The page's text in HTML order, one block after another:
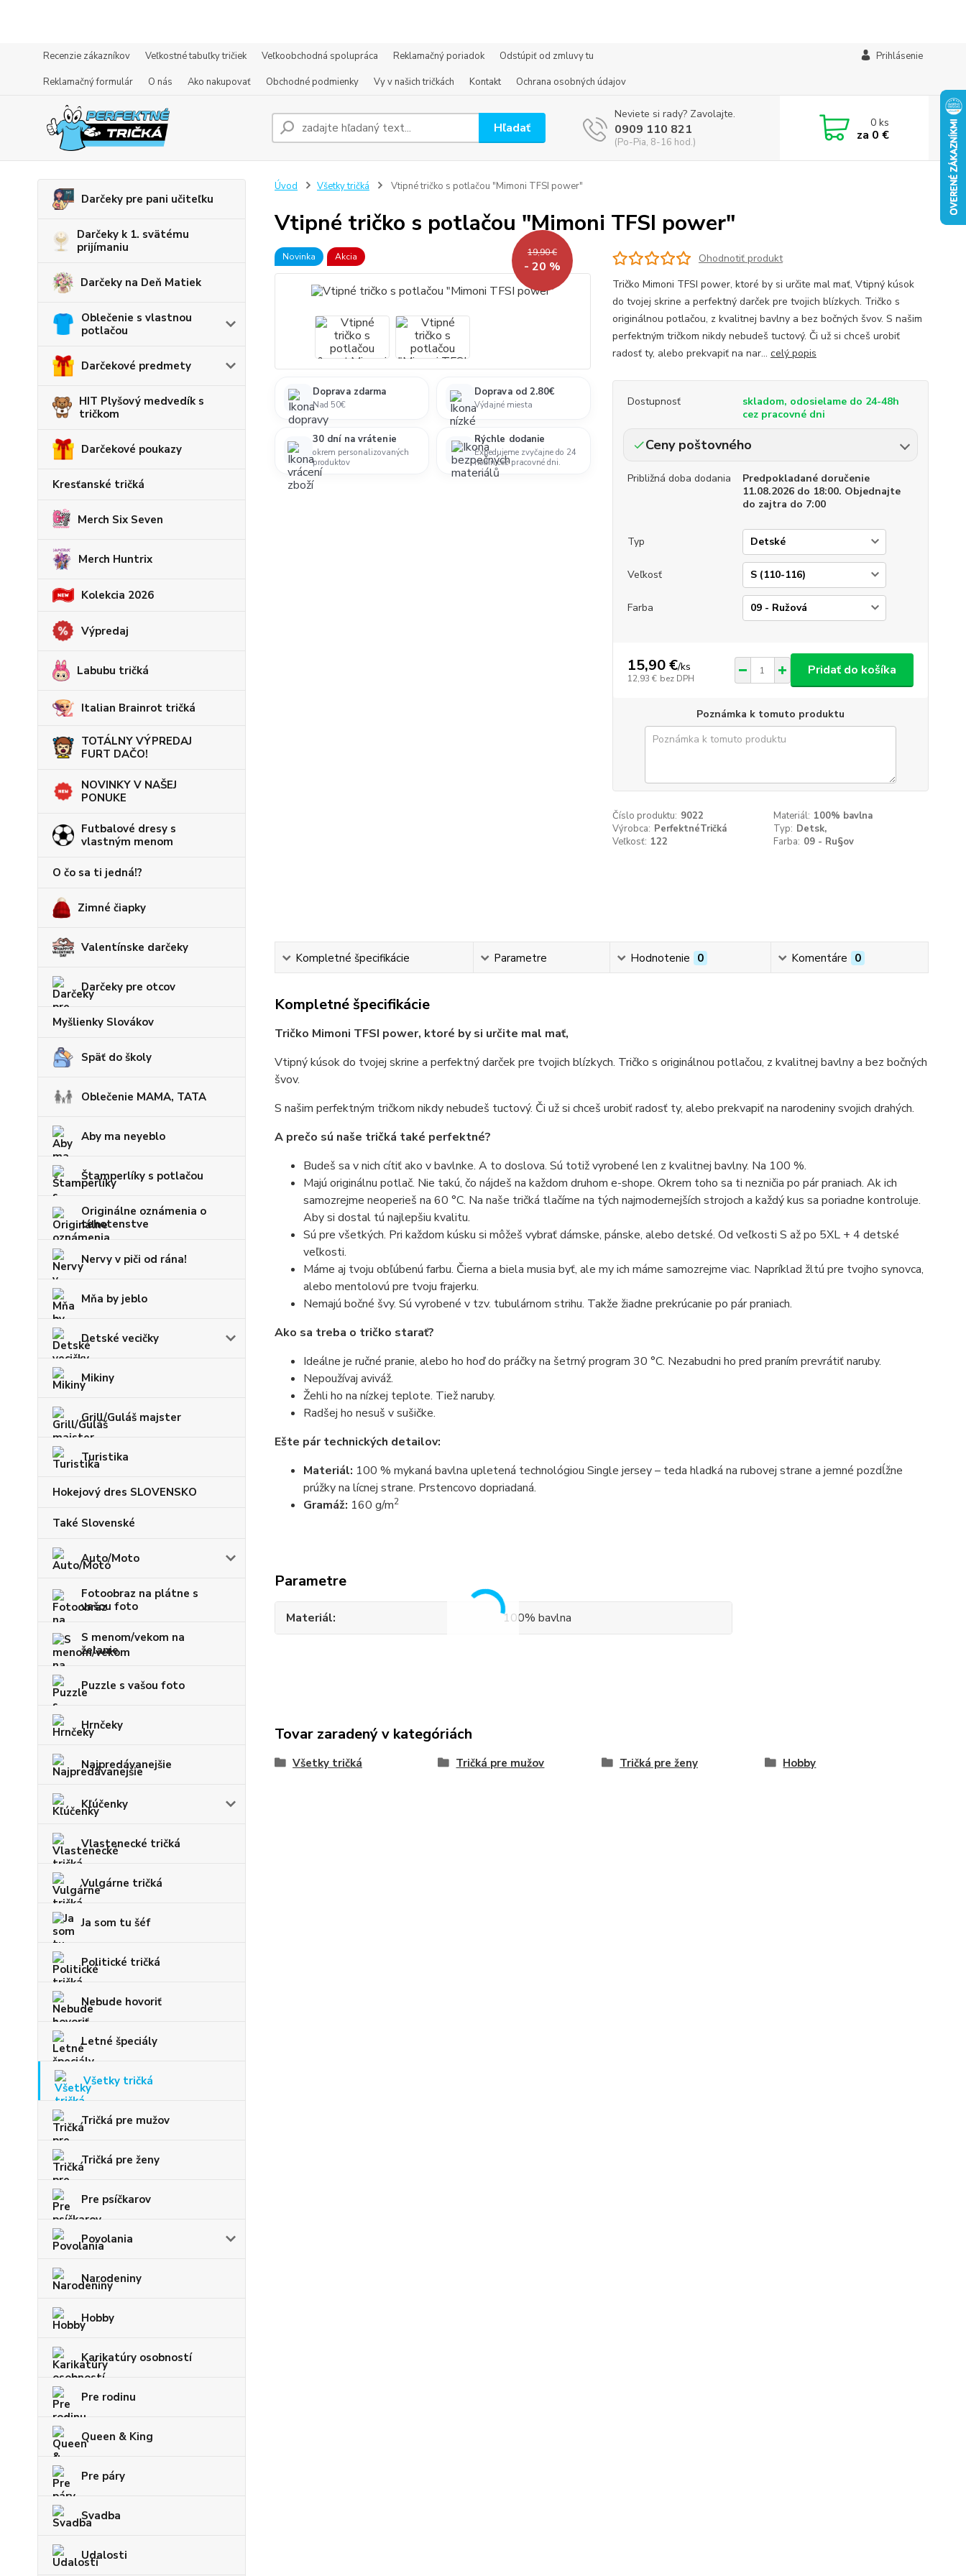
Recenzie zákazníkov Veľkostné tabuľky tričiek Veľkoobchodná spolupráca Reklamačný poriadok
Odstúpiť od zmluvy tu
Reklamačný formulár
O nás Ako nakupovať Obchodné podmienky Vy v našich tričkách Kontakt Ochrana osobných údajov
Prihlásenie
Hľadať
Neviete si rady? Zavolajte.
0909 110 821
(Po-Pia, 8-16 hod.)
0ks
za 0 €
Darčeky pre pani učiteľku
Darčeky k 1. svätému
prijímaniu
Darčeky na Deň Matiek
Oblečenie s vlastnou
potlačou
Darčekové predmety
HIT Plyšový medvedík s
tričkom
Darčekové poukazy
Kresťanské tričká
Merch Six Seven
Merch Huntrix
Kolekcia 2026
Výpredaj
Labubu tričká
Italian Brainrot tričká
TOTÁLNY VÝPREDAJ
FURT DAČO!
NOVINKY V NAŠEJ
PONUKE
Futbalové dresy s
vlastným menom
O čo sa ti jedná!?
Zimné čiapky
Valentínske darčeky
Darčeky pre otcov
Myšlienky Slovákov
Späť do školy
Oblečenie MAMA, TATA
Aby ma neyeblo
Štamperlíky s potlačou
Originálne oznámenia o
tehotenstve
Nervy v piči od rána!
Mňa by jeblo
Detské vecičky
Mikiny
Grill/Guláš majster
Turistika
Hokejový dres SLOVENSKO
Také Slovenské
Auto/Moto
Fotoobraz na plátne s
vašou foto
S menom/vekom na
želanie
Puzzle s vašou foto
Hrnčeky
Najpredávanejšie
Kľúčenky
Vlastenecké tričká
Vulgárne tričká
Ja som tu šéf
Politické tričká
Nebude hovoriť
Letné špeciály
Všetky tričká
Tričká pre mužov
Tričká pre ženy
Pre psíčkarov
Povolania
Narodeniny
Hobby
Karikatúry osobností
Pre rodinu
Queen & King
Pre páry
Svadba
Udalosti
Úvod Všetky tričká Vtipné tričko s potlačou "Mimoni TFSI power"
Vtipné tričko s potlačou "Mimoni TFSI power"
Novinka Akcia 19,90 €
- 20 %
Doprava zdarma
Nad 50€
Doprava od 2.80€
Výdajné miesta
30 dní na vrátenie
okrem personalizovaných
produktov
Rýchle dodanie
Expedujeme zvyčajne do 24
hodín cez pracovné dni.
Ohodnotiť produkt
Tričko Mimoni TFSI power, ktoré by si určite mal mať, Vtipný kúsok
do tvojej skrine a perfektný darček pre tvojich blízkych. Tričko s
originálnou potlačou, z kvalitnej bavlny a bez bočných švov. S našim
perfektným tričkom nikdy nebudeš tuctový. Či už si chceš urobiť
radosť ty, alebo prekvapiť na nar... celý popis
Dostupnosť
skladom, odosielame do 24-48h
cez pracovné dni
Ceny poštovného
Približná doba dodania
Predpokladané doručenie
11.08.2026 do 18:00. Objednajte
do zajtra do 7:00
Typ
Veľkosť
Farba
15,90 €/ks
12,93 € bez DPH
Pridať do košíka
Poznámka k tomuto produktu
Číslo produktu: 9022 Materiál: 100% bavlna
Výrobca: PerfektnéTričká Typ: Detsk‚
Veľkosť: 122 Farba: 09 - Ru§ov
Kompletné špecifikácie Parametre Hodnotenie 0 Komentáre 0
Kompletné špecifikácie
Tričko Mimoni TFSI power, ktoré by si určite mal mať,
Vtipný kúsok do tvojej skrine a perfektný darček pre tvojich blízkych. Tričko s originálnou potlačou, z kvalitnej bavlny a bez bočných
švov.
S našim perfektným tričkom nikdy nebudeš tuctový. Či už si chceš urobiť radosť ty, alebo prekvapiť na narodeniny svojich drahých.
A prečo sú naše tričká také perfektné?
Budeš sa v nich cítiť ako v bavlnke. A to doslova. Sú totiž vyrobené len z kvalitnej bavlny. Na 100 %.
Majú originálnu potlač. Nie takú, čo nájdeš na každom druhom e-shope. Okrem toho sa ti nezničia po pár praniach. Ak ich
samozrejme neoperieš na 60 °C. Na naše tričká tlačíme na tých najmodernejších strojoch a každý kus sa poriadne kontroluje.
Aby si dostal tú najlepšiu kvalitu.
Sú pre všetkých. Pri každom kúsku si môžeš vybrať dámske, pánske, alebo detské. Od veľkosti S až po 5XL + 4 detské
veľkosti.
Máme aj tvoju obľúbenú farbu. Čierna a biela musia byť, ale my ich máme samozrejme viac. Napríklad žltú pre tvojho synovca,
alebo mentolovú pre tvoju frajerku.
Nemajú bočné švy. Sú vyrobené v tzv. tubulárnom strihu. Takže žiadne prekrúcanie po pár praniach.
Ako sa treba o tričko starať?
Ideálne je ručné pranie, alebo ho hoď do práčky na šetrný program 30 °C. Nezabudni ho pred praním prevrátiť naruby.
Nepoužívaj aviváž.
Žehli ho na nízkej teplote. Tiež naruby.
Radšej ho nesuš v sušičke.
Ešte pár technických detailov:
Materiál: 100 % mykaná bavlna upletená technológiou Single jersey – teda hladká na rubovej strane a jemné pozdĺžne
prúžky na lícnej strane. Prstencovo dopriadaná.
Gramáž: 160 g/m2
Parametre
Materiál 100% bavlna
Tovar zaradený v kategóriách
Všetky tričká Tričká pre mužov Tričká pre ženy Hobby